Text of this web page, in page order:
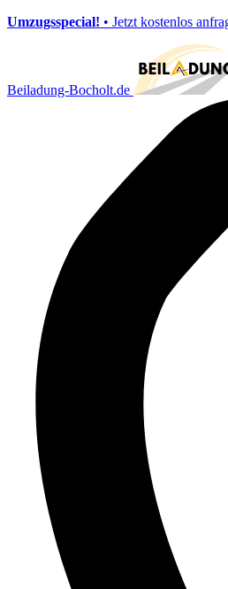
Umzugsspecial! • Jetzt kostenlos
Beiladung-Bocholt.de